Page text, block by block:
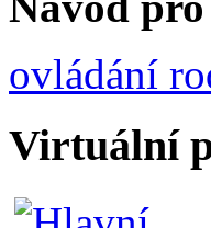
ovládání
Virtuální